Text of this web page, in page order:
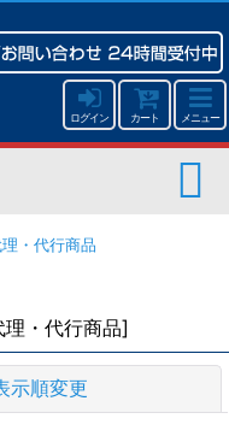
ログイン カート メニュー
・代行商品
理・代行商品]
示順変更